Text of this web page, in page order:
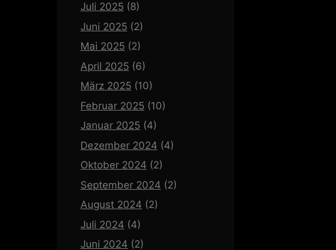
Juli 2025 (8)
Juni 2025 (2)
Mai 2025 (2)
April 2025 (6)
März 2025 (10)
Februar 2025 (10)
Januar 2025 (4)
Dezember 2024 (4)
Oktober 2024 (2)
September 2024 (2)
August 2024 (2)
Juli 2024 (4)
Juni 2024 (2)